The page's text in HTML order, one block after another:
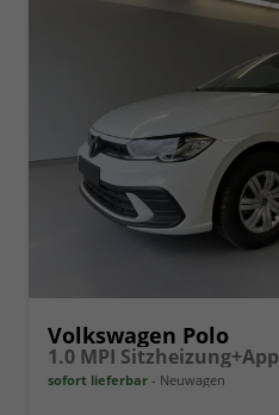
Volkswagen Polo
sofort lieferbar Neuwagen